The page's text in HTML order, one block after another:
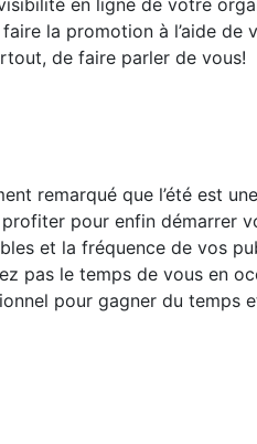
en ligne de votre
la promotion à l’aide de
de faire parler de vous!
remarqué que l’été est
pour enfin démarrer
et la fréquence de vos
pas le temps de vous en
pour gagner du temps